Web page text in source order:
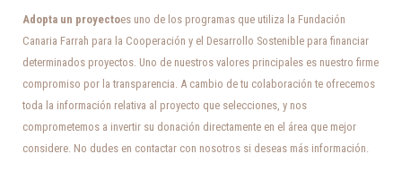
Adopta un proyectoes uno de los programas que utiliza la Fundación
Canaria Farrah para la Cooperación y el Desarrollo Sostenible para financiar
determinados proyectos. Uno de nuestros valores principales es nuestro firme
compromiso por la transparencia. A cambio de tu colaboración te ofrecemos
toda la información relativa al proyecto que selecciones, y nos
comprometemos a invertir su donación directamente en el área que mejor
considere. No dudes en contactar con nosotros si deseas más información.